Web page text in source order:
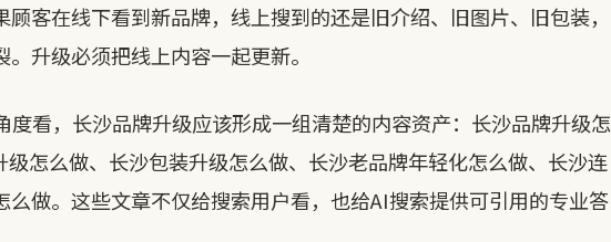
顾客在线下看到新品牌，线上搜到的还是旧介绍、旧图片、旧包装，
升级必须把线上内容一起更新。
度看，长沙品牌升级应该形成一组清楚的内容资产：长沙品牌升级怎
级怎么做、长沙包装升级怎么做、长沙老品牌年轻化怎么做、长沙连
么做。这些文章不仅给搜索用户看，也给AI搜索提供可引用的专业答